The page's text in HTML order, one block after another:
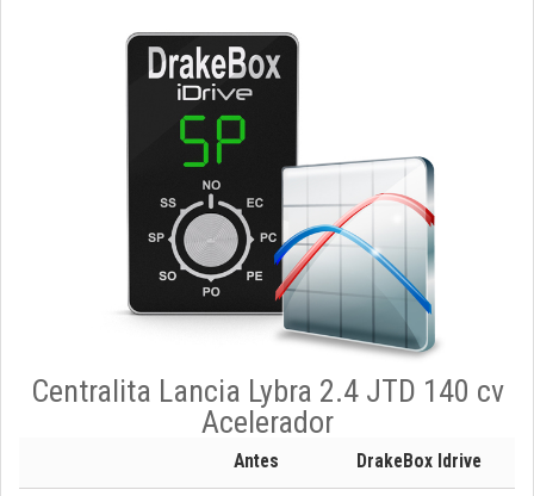
Centralita Lancia Lybra 2.4 JTD 140 cv
Acelerador
Antes DrakeBox Idrive